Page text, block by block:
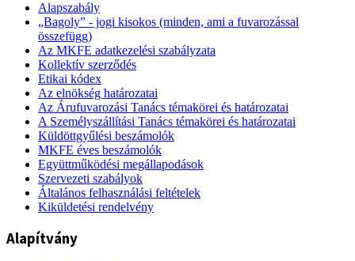
Alapszabály
„Bagoly” - jogi kisokos (minden, ami a fuvarozással
összefügg)
Az MKFE adatkezelési szabályzata
Kollektív szerződés
Etikai kódex
Az elnökség határozatai
Az Árufuvarozási Tanács témakörei és határozatai
A Személyszállítási Tanács témakörei és határozatai
Küldöttgyűlési beszámolók
MKFE éves beszámolók
Együttműködési megállapodások
Szervezeti szabályok
Általános felhasználási feltételek
Kiküldetési rendelvény
Alapítvány